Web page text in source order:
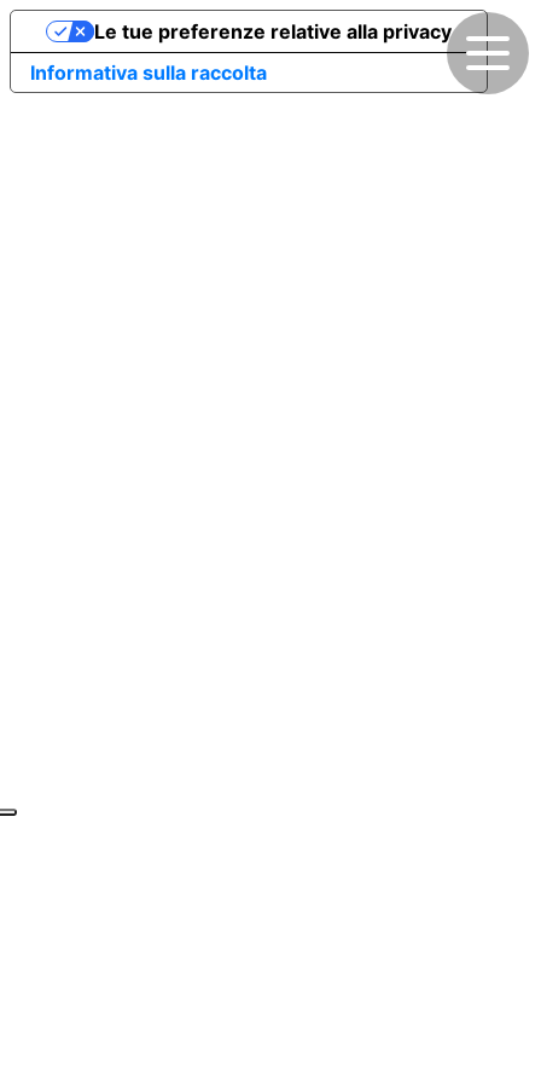
Informativa sulla raccolta
Le tue preferenze relative alla privacy